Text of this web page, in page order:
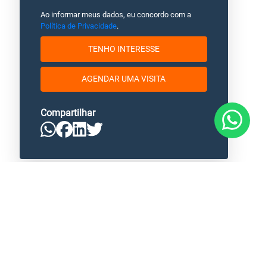
Ao informar meus dados, eu concordo com a
Política de Privacidade.
TENHO INTERESSE
AGENDAR UMA VISITA
Compartilhar